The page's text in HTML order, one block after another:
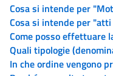
Cosa si intende per
Cosa si intende per
Come posso effettuare
Quali tipologie
In che ordine vengono